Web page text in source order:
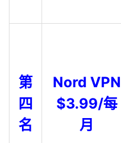
第
四
名
Nord VPN
$3.99/每
月